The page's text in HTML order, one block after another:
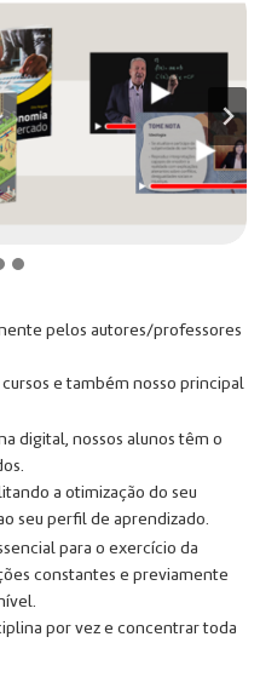
pelos autores/professores
e também nosso principal
digital, nossos alunos têm o
a otimização do seu
seu perfil de aprendizado.
para o exercício da
constantes e previamente
por vez e concentrar toda